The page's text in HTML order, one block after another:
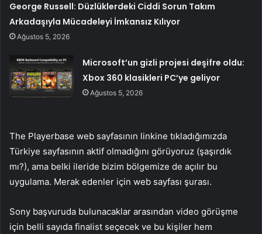
George Russell: Düzlüklerdeki Ciddi Sorun Takım
Arkadaşıyla Mücadeleyi İmkansız Kılıyor
Ağustos 5, 2026
Microsoft’un gizli projesi deşifre oldu:
Xbox 360 klasikleri PC’ye geliyor
Ağustos 5, 2026
The Playerbase web sayfasının linkine tıkladığımızda
Türkiye sayfasının aktif olmadığını görüyoruz (şaşırdık
mı?), ama belki ileride bizim bölgemize de açılır bu
uygulama. Merak edenler için web sayfası şurası.
Sony başvuruda bulunacaklar arasından video görüşme
için belli sayıda finalist seçecek ve bu kişiler hem